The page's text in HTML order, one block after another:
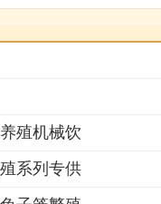
殖机械饮
系列专供